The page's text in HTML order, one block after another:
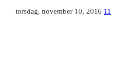
torsdag, november 10, 2016 11